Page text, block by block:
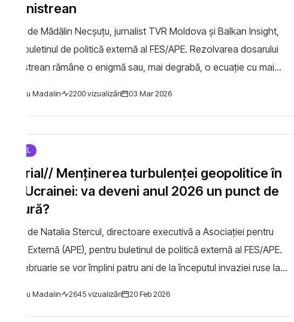
transnistrean
Analiză de Mădălin Necșuțu, jurnalist TVR Moldova și Balkan Insight,
pentru buletinul de politică externă al FES/APE. Rezolvarea dosarului
transnistrean rămâne o enigmă sau, mai degrabă, o ecuație cu mai
Necsutu Madalin 2200 vizualizări 03 Mar 2026
SPECIAL
Editorial// Menținerea turbulenței geopolitice în
jurul Ucrainei: va deveni anul 2026 un punct de
cotitură?
Analiză de Natalia Stercul, directoare executivă a Asociației pentru
Politica Externă (APE), pentru buletinul de politică externă al FES/APE.
La 24 februarie se vor împlini patru ani de la începutul invaziei ruse la
Necsutu Madalin 2645 vizualizări 20 Feb 2026